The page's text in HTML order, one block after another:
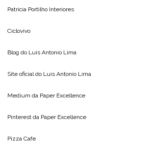
Patricia Portilho Interiores
Ciclovivo
Blog do Luis Antonio Lima
Site oficial do Luis Antonio Lima
Medium da Paper Excellence
Pinterest da Paper Excellence
Pizza Cafe